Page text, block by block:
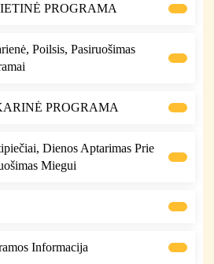
PROGRAMA
Poilsis, Pasiruošimas
PROGRAMA
Dienos Aptarimas Prie
Miegui
Informacija